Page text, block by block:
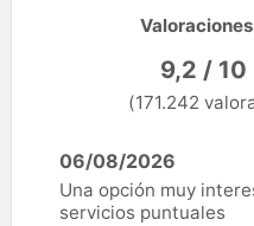
9,2 / 10
(171.242
06/08/2026
Una opción muy
servicios puntuales